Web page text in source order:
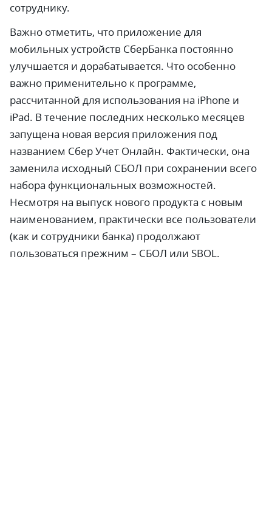
сотруднику.
Важно отметить, что приложение для
мобильных устройств СберБанка постоянно
улучшается и дорабатывается. Что особенно
важно применительно к программе,
рассчитанной для использования на iPhone и
iPad. В течение последних несколько месяцев
запущена новая версия приложения под
названием Сбер Учет Онлайн. Фактически, она
заменила исходный СБОЛ при сохранении всего
набора функциональных возможностей.
Несмотря на выпуск нового продукта с новым
наименованием, практически все пользователи
(как и сотрудники банка) продолжают
пользоваться прежним – СБОЛ или SBOL.